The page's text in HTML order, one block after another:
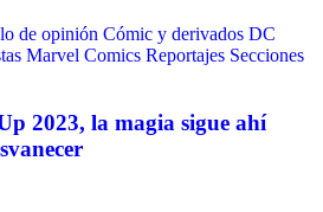
de opinión Cómic y derivados DC
Marvel Comics Reportajes Secciones
2023, la magia sigue ahí